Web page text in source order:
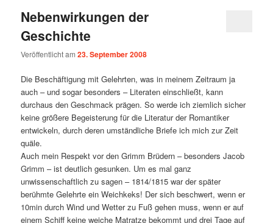
Nebenwirkungen der
Geschichte
Veröffentlicht am23. September 2008
Die Beschäftigung mit Gelehrten, was in meinem Zeitraum ja
auch – und sogar besonders – Literaten einschließt, kann
durchaus den Geschmack prägen. So werde ich ziemlich sicher
keine größere Begeisterung für die Literatur der Romantiker
entwickeln, durch deren umständliche Briefe ich mich zur Zeit
quäle.
Auch mein Respekt vor den Grimm Brüdern – besonders Jacob
Grimm – ist deutlich gesunken. Um es mal ganz
unwissenschaftlich zu sagen – 1814/1815 war der später
berühmte Gelehrte ein Weichkeks! Der sich beschwert, wenn er
10min durch Wind und Wetter zu Fuß gehen muss, wenn er auf
einem Schiff keine weiche Matratze bekommt und drei Tage auf